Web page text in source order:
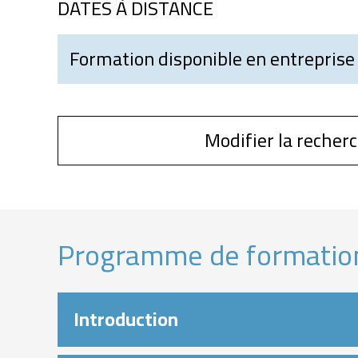
DATES À DISTANCE
Formation disponible en entreprise
Modifier la
Programme de
Introduction